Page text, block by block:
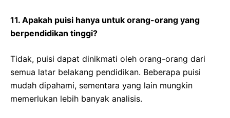
11. Apakah puisi hanya untuk orang-orang yang
berpendidikan tinggi?
Tidak, puisi dapat dinikmati oleh orang-orang dari
semua latar belakang pendidikan. Beberapa puisi
mudah dipahami, sementara yang lain mungkin
memerlukan lebih banyak analisis.